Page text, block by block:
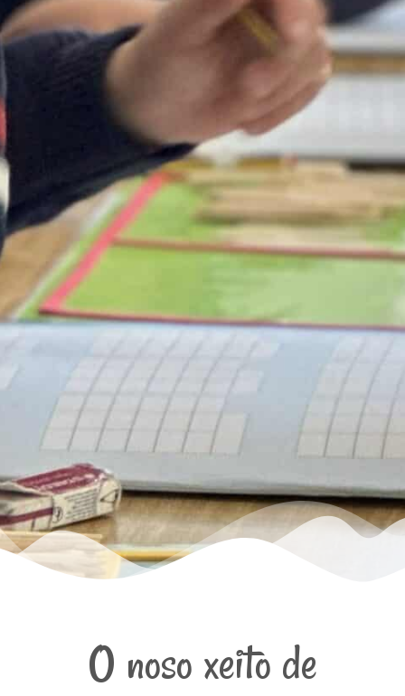
O noso xeito de